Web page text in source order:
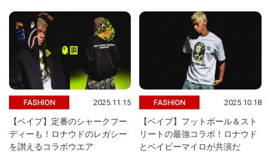
FASHION 2025.11.15
【ベイプ】定番のシャークフー
ディーも！ロナウドのレガシー
を讃えるコラボウエア
FASHION 2025.10.18
【ベイプ】フットボール＆スト
リートの最強コラボ！ロナウド
とベイビーマイロが共演だ